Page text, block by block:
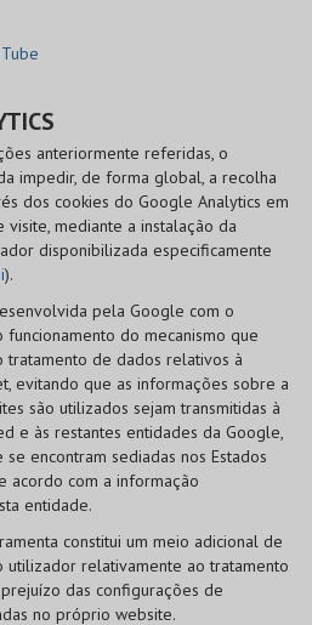
anteriormente referidas, o
impedir, de forma global, a recolha
dos cookies do Google Analytics em
mediante a instalação da
disponibilizada especificamente
).
pela Google com o
do mecanismo que
de dados relativos à
evitando que as informações sobre a
são utilizados sejam transmitidas à
e às restantes entidades da Google,
encontram sediadas nos Estados
acordo com a informação
entidade.
constitui um meio adicional de
relativamente ao tratamento
das configurações de
no próprio website.